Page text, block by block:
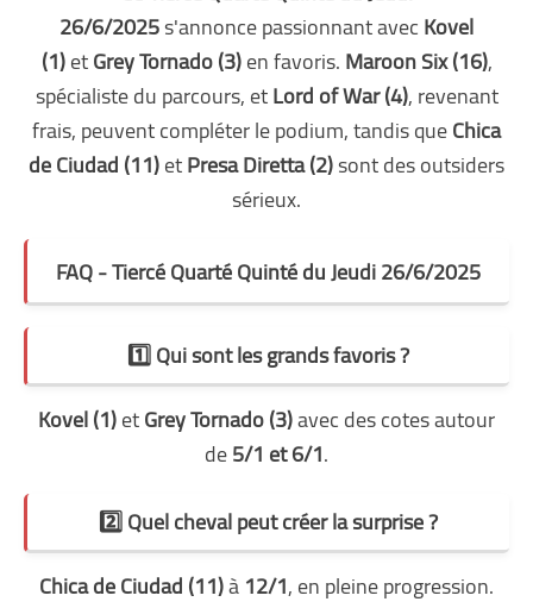
26/6/2025s'annonce passionnant avecKovel
(1)etGrey Tornado (3)en favoris.Maroon Six (16),
spécialiste du parcours, etLord of War (4), revenant
frais, peuvent compléter le podium, tandis queChica
de Ciudad (11)etPresa Diretta (2)sont des outsiders
sérieux.
FAQ - Tiercé Quarté Quinté du Jeudi 26/6/2025
1️⃣ Qui sont les grands favoris ?
Kovel (1)etGrey Tornado (3)avec des cotes autour
de5/1 et 6/1.
2️⃣ Quel cheval peut créer la surprise ?
Chica de Ciudad (11)à12/1, en pleine progression.